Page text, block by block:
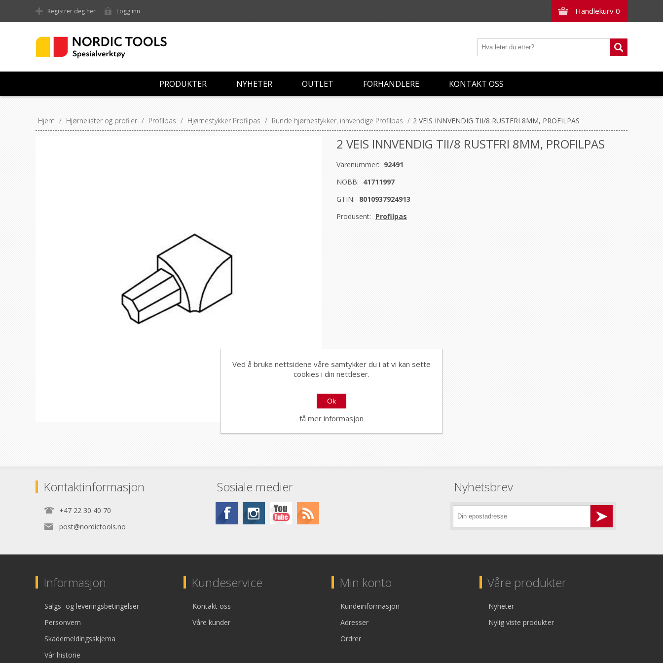
Handlekurv 0
Registrer deg her Logg inn
PRODUKTER NYHETER OUTLET FORHANDLERE KONTAKT OSS
Hjem / Hjørnelister og profiler / Profilpas / Hjørnestykker Profilpas / Runde hjørnestykker, innvendige Profilpas / 2 VEIS INNVENDIG TII/8 RUSTFRI 8MM, PROFILPAS
2 VEIS INNVENDIG TII/8 RUSTFRI 8MM, PROFILPAS
Varenummer: 92491
NOBB: 41711997
GTIN: 8010937924913
Produsent: Profilpas
Kontaktinformasjon
+47 22 30 40 70
post@nordictools.no
Sosiale medier Nyhetsbrev
Informasjon
Salgs- og leveringsbetingelser
Personvern
Skademeldingsskjema
Vår historie
Kundeservice
Kontakt oss
Våre kunder
Min konto
Kundeinformasjon
Adresser
Ordrer
Våre produkter
Nyheter
Nylig viste produkter
Ved å bruke nettsidene våre samtykker du i at vi kan sette
cookies i din nettleser.
Ok
få mer informasjon